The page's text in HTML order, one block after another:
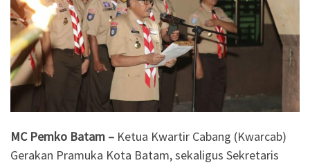
MC Pemko Batam – Ketua Kwartir Cabang (Kwarcab)
Gerakan Pramuka Kota Batam, sekaligus Sekretaris